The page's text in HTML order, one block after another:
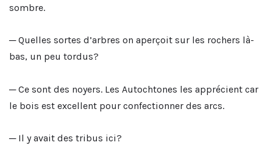
sombre.
─ Quelles sortes d’arbres on aperçoit sur les rochers là-
bas, un peu tordus?
─ Ce sont des noyers. Les Autochtones les apprécient car
le bois est excellent pour confectionner des arcs.
─ Il y avait des tribus ici?